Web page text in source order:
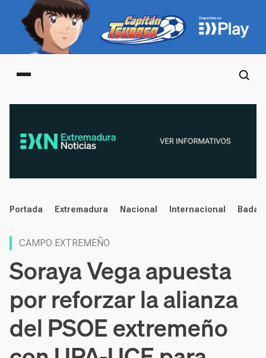
Main menu
noticias
Portada Extremadura Nacional Internacional
CAMPO EXTREMEÑO
Soraya Vega apuesta
por reforzar la alianza
del PSOE extremeño